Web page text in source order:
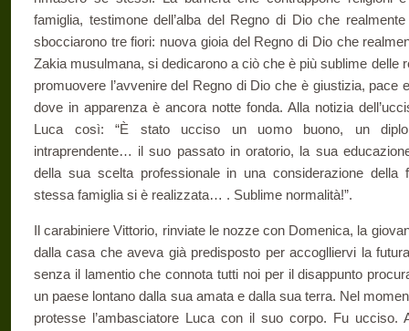
famiglia, testimone dell’alba del Regno di Dio che
sbocciarono tre fiori: nuova gioia del Regno di Dio che
Zakia musulmana, si dedicarono a ciò che è più sublime delle
promuovere l’avvenire del Regno di Dio che è giustizia, pace
dove in apparenza è ancora notte fonda. Alla notizia
Luca così: “È stato ucciso un uomo buono, un
intraprendente… il suo passato in oratorio, la sua
della sua scelta professionale in una considerazione della
stessa famiglia si è realizzata… . Sublime normalità!”.
Il carabiniere Vittorio, rinviate le nozze con Domenica, la
dalla casa che aveva già predisposto per accoglliervi la
senza il lamentio che connota tutti noi per il disappunto
un paese lontano dalla sua amata e dalla sua terra. Nel
protesse l’ambasciatore Luca con il suo corpo. Fu ucciso.